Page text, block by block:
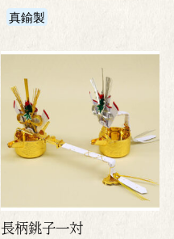
真鍮製
長柄銚子一対